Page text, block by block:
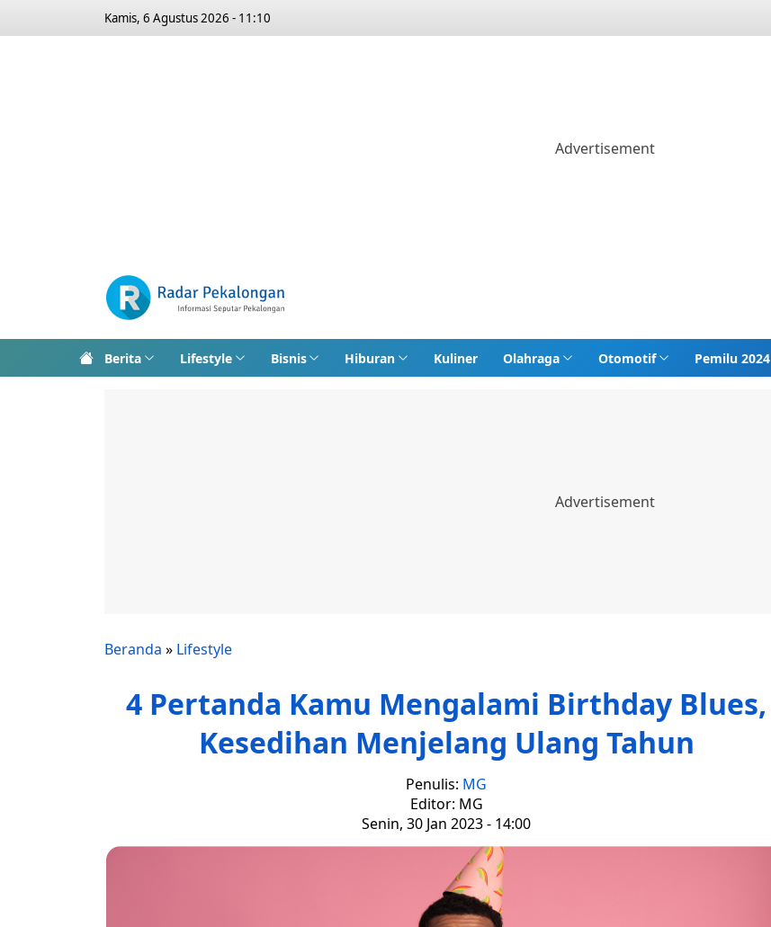
Kamis, 6 Agustus 2026 - 11:10
Berita Lifestyle Bisnis Hiburan Kuliner Olahraga Otomotif Pemilu 2024
Beranda » Lifestyle
4 Pertanda Kamu Mengalami Birthday Blues,
Kesedihan Menjelang Ulang Tahun
Penulis: MG
Editor: MG
Senin, 30 Jan 2023 - 14:00